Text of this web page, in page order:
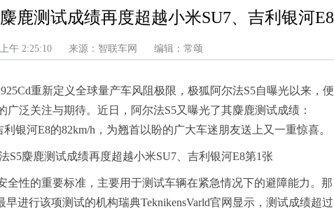
鹿测试成绩再度超越小米SU7、吉利银河E8
上午 2:25:10 来源：智联车网 编辑：常颂
重新定义全球量产车风阻极限，极狐阿尔法S5自曝光以来，便
泛关注与期待。近日，阿尔法S5又曝光了其麋鹿测试成绩：
银河E8的82km/h，为翘首以盼的广大车迷朋友送上又一重惊喜。
全性的重要标准，主要用于测试车辆在紧急情况下的避障能力。那
进行该项测试的机构瑞典TeknikensVarld官网显示，测试成绩超过